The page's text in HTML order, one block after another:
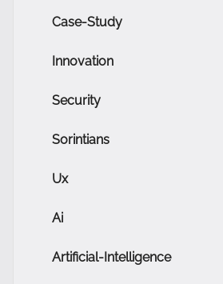
Case-Study
Innovation
Security
Sorintians
Ux
Ai
Artificial-Intelligence